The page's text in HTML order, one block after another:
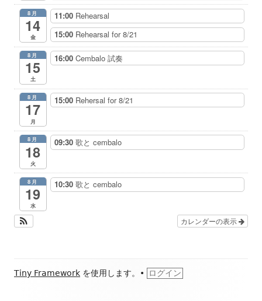
8月
14
金
11:00 Rehearsal
15:00 Rehearsal for 8/21
8月
15
土
16:00 Cembalo 試奏
8月
17
月
15:00 Rehersal for 8/21
8月
18
火
09:30 歌と cembalo
8月
19
水
10:30 歌と cembalo
カレンダーの表示
フ
Tiny Framework を使用します。 • ログイン